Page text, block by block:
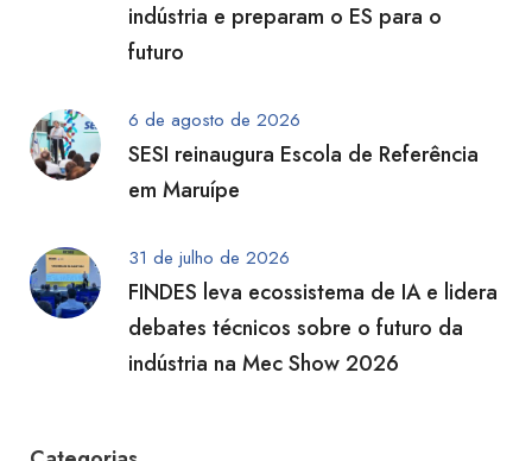
indústria e preparam o ES para o
futuro
6 de agosto de 2026
SESI reinaugura Escola de Referência
em Maruípe
31 de julho de 2026
FINDES leva ecossistema de IA e lidera
debates técnicos sobre o futuro da
indústria na Mec Show 2026